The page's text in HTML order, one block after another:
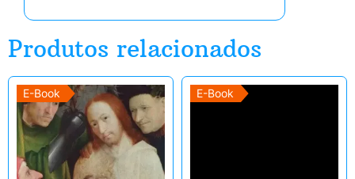
Produtos relacionados
E-Book E-Book